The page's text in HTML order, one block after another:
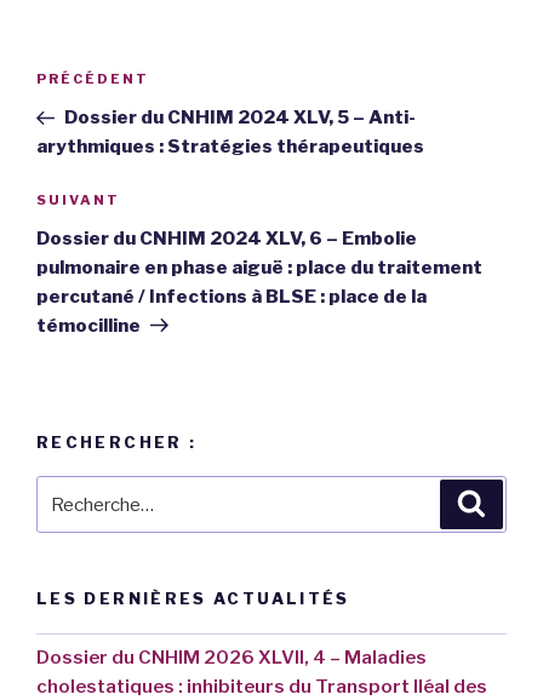
Navigation
l’article
Article
précédent
PRÉCÉDENT
Dossier du CNHIM 2024 XLV, 5 – Anti-
arythmiques : Stratégies thérapeutiques
Article
suivant
SUIVANT
Dossier du CNHIM 2024 XLV, 6 – Embolie
pulmonaire en phase aiguë : place du traitement
percutané / Infections à BLSE : place de la
témocilline
RECHERCHER :
LES DERNIÈRES ACTUALITÉS
Dossier du CNHIM 2026 XLVII, 4 – Maladies
cholestatiques : inhibiteurs du Transport Iléal des